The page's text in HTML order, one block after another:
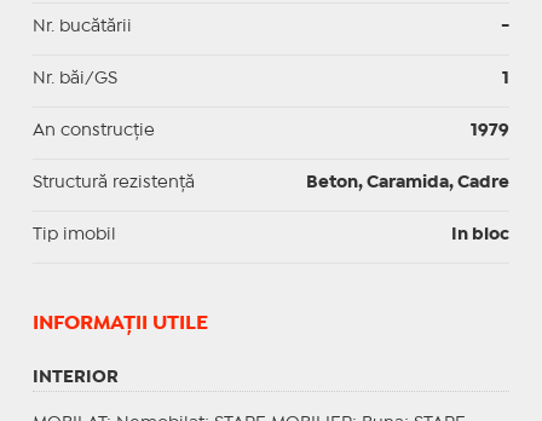
Nr. bucătării -
Nr. băi/GS 1
An construcție 1979
Structură rezistență Beton, Caramida, Cadre
Tip imobil In bloc
INFORMAŢII UTILE
INTERIOR